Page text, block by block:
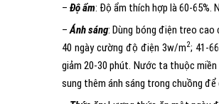
– Độ ẩm: Độ ẩm thích hợp là 60-65%.
–Ánh sáng: Dùng bóng điện treo
40 ngày cường độ điện 3w/m2; 41-
giảm 20-30 phút. Nước ta thuộc
sung thêm ánh sáng trong chuồng